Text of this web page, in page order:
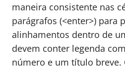
maneira consistente nas
parágrafos (<enter>) para
alinhamentos dentro de
devem conter legenda
número e um título breve.